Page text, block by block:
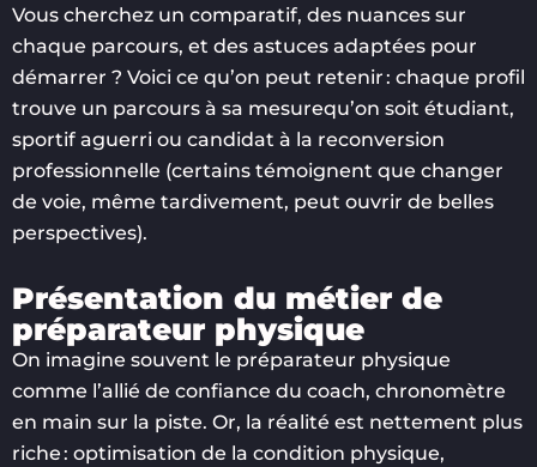
Vous cherchez un comparatif, des nuances sur
chaque parcours, et des astuces adaptées pour
démarrer ? Voici ce qu’on peut retenir : chaque profil
trouve un parcours à sa mesurequ’on soit étudiant,
sportif aguerri ou candidat à la reconversion
professionnelle (certains témoignent que changer
de voie, même tardivement, peut ouvrir de belles
perspectives).
Présentation du métier de
préparateur physique
On imagine souvent le préparateur physique
comme l’allié de confiance du coach, chronomètre
en main sur la piste. Or, la réalité est nettement plus
riche : optimisation de la condition physique,